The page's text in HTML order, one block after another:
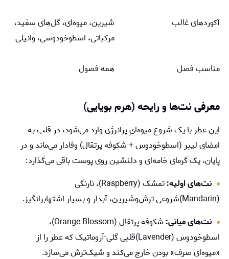
آکوردهای غالب
شیرین، میوه‌ای، گل‌های سفید،
مرکباتی، اسطوخودوسی، وانیلی
مناسب فصل همه فصول
معرفی نت‌ها و رایحه (هرم بویایی)
این عطر با یک شروع میوه‌ایِ پرانرژی وارد می‌شود، در قلب به
امضای لیبر (اسطوخودوس + شکوفه پرتقال) وفادار می‌ماند و در
پایان، یک گرمای خامه‌ای و دلنشین روی پوست باقی می‌گذارد:
نت‌های اولیه:
تمشک (Raspberry)، نارنگی
(Mandarin)شروعی ترش‌وشیرین، آبدار و بسیار اشتهابرانگیز.
نت‌های میانی:
شکوفه پرتقال (Orange Blossom)،
اسطوخودوس (Lavender)قلبی گلی-آروماتیک که عطر را از
«میوه‌ای صرف» بودن خارج می‌کند و شیک‌ترش می‌سازد.